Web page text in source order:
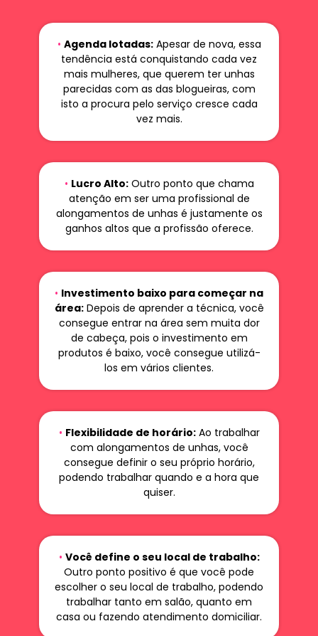
• Agenda lotadas:Apesar de nova, essa
tendência está conquistando cada vez
mais mulheres, que querem ter unhas
parecidas com as das blogueiras, com
isto a procura pelo serviço cresce cada
vez mais.
• Lucro Alto:Outro ponto que chama
atenção em ser uma profissional de
alongamentos de unhas é justamente os
ganhos altos que a profissão oferece.
• Investimento baixo para começar na
área:Depois de aprender a técnica, você
consegue entrar na área sem muita dor
de cabeça, pois o investimento em
produtos é baixo, você consegue utilizá-
los em vários clientes.
• Flexibilidade de horário:Ao trabalhar
com alongamentos de unhas, você
consegue definir o seu próprio horário,
podendo trabalhar quando e a hora que
quiser.
• Você define o seu local de trabalho:
Outro ponto positivo é que você pode
escolher o seu local de trabalho, podendo
trabalhar tanto em salão, quanto em
casa ou fazendo atendimento domiciliar.